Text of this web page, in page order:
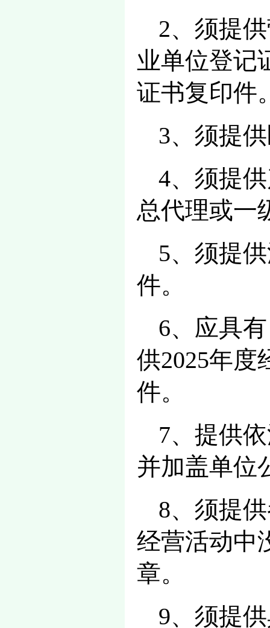
2、须提
业单位登记
证书复印件
3、须提
4、须提
总代理或一
5、须提
件。
6、应具
供2025年度
件。
7、提供
并加盖单位
8、须提
经营活动中
章。
9、须提